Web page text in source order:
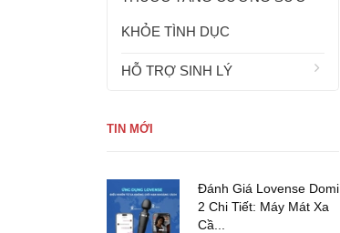
KHỎE TÌNH DỤC
HỖ TRỢ SINH LÝ
TIN MỚI
Đánh Giá Lovense Domi
2 Chi Tiết: Máy Mát Xa
Cầ...